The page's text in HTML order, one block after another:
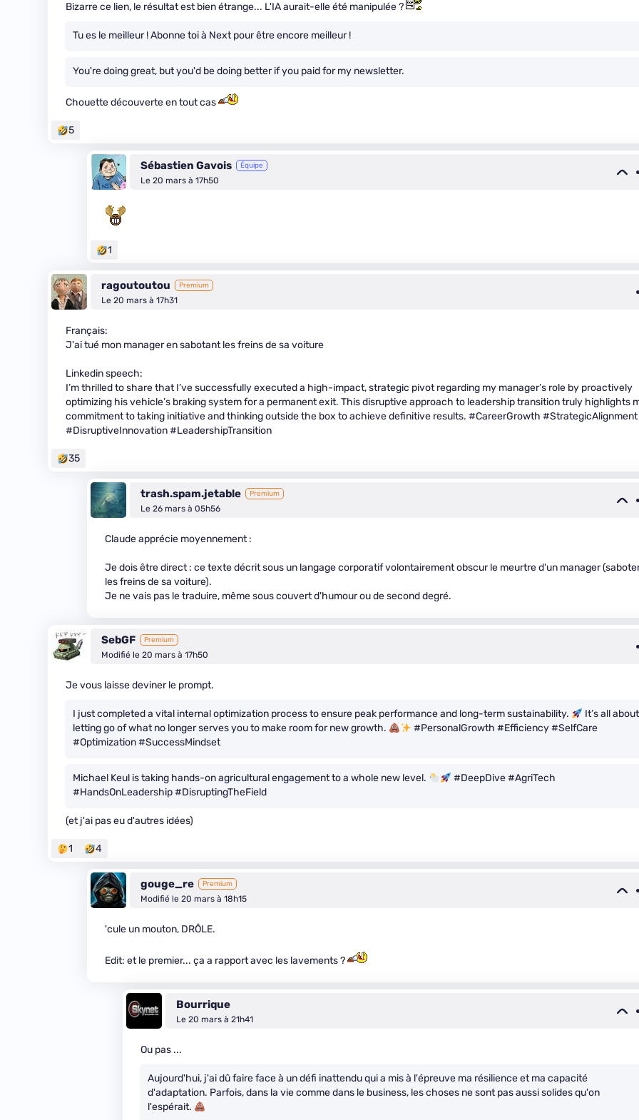
Bizarre ce lien, le résultat est bien étrange... L'IA aurait-elle été manipulée ?
Tu es le meilleur ! Abonne toi à Next pour être encore meilleur !
You're doing great, but you'd be doing better if you paid for my newsletter.
Chouette découverte en tout cas
5
Sébastien Gavois Équipe
Le 20 mars à 17h50
1
ragoutoutou Premium
Le 20 mars à 17h31
Français:
J'ai tué mon manager en sabotant les freins de sa voiture
Linkedin speech:
I’m thrilled to share that I’ve successfully executed a high-impact, strategic pivot regarding my manager’s role by proactively
optimizing his vehicle’s braking system for a permanent exit. This disruptive approach to leadership transition truly highlights
commitment to taking initiative and thinking outside the box to achieve definitive results. #CareerGrowth #StrategicAlignment
#DisruptiveInnovation #LeadershipTransition
35
trash.spam.jetable Premium
Le 26 mars à 05h56
Claude apprécie moyennement :
Je dois être direct : ce texte décrit sous un langage corporatif volontairement obscur le meurtre d'un manager
les freins de sa voiture).
Je ne vais pas le traduire, même sous couvert d'humour ou de second degré.
SebGF Premium
Modifié le 20 mars à 17h50
Je vous laisse deviner le prompt.
I just completed a vital internal optimization process to ensure peak performance and long-term sustainability.
It’s all about
letting go of what no longer serves you to make room for new growth.
#PersonalGrowth #Efficiency #SelfCare
#Optimization #SuccessMindset
Michael Keul is taking hands-on agricultural engagement to a whole new level.
#DeepDive #AgriTech
#HandsOnLeadership #DisruptingTheField
(et j'ai pas eu d'autres idées)
1 4
gouge_re Premium
Modifié le 20 mars à 18h15
'cule un mouton, DRÔLE.
Edit: et le premier... ça a rapport avec les lavements ?
Bourrique
Le 20 mars à 21h41
Ou pas ...
Aujourd'hui, j'ai dû faire face à un défi inattendu qui a mis à l'épreuve ma résilience et ma capacité
d'adaptation. Parfois, dans la vie comme dans le business, les choses ne sont pas aussi solides qu'on
l'espérait.